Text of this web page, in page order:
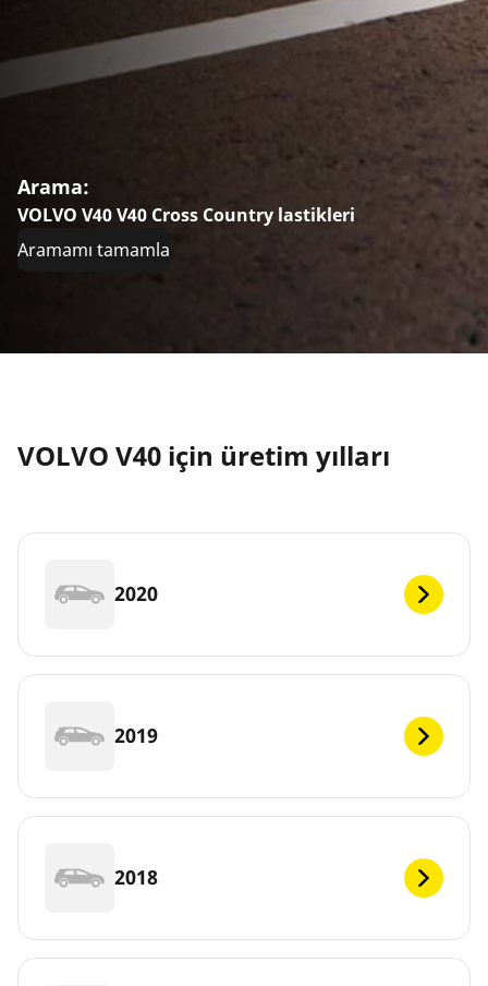
Arama:
VOLVO V40 V40 Cross Country lastikleri
Aramamı tamamla
VOLVO V40 için üretim yılları
2020
2019
2018